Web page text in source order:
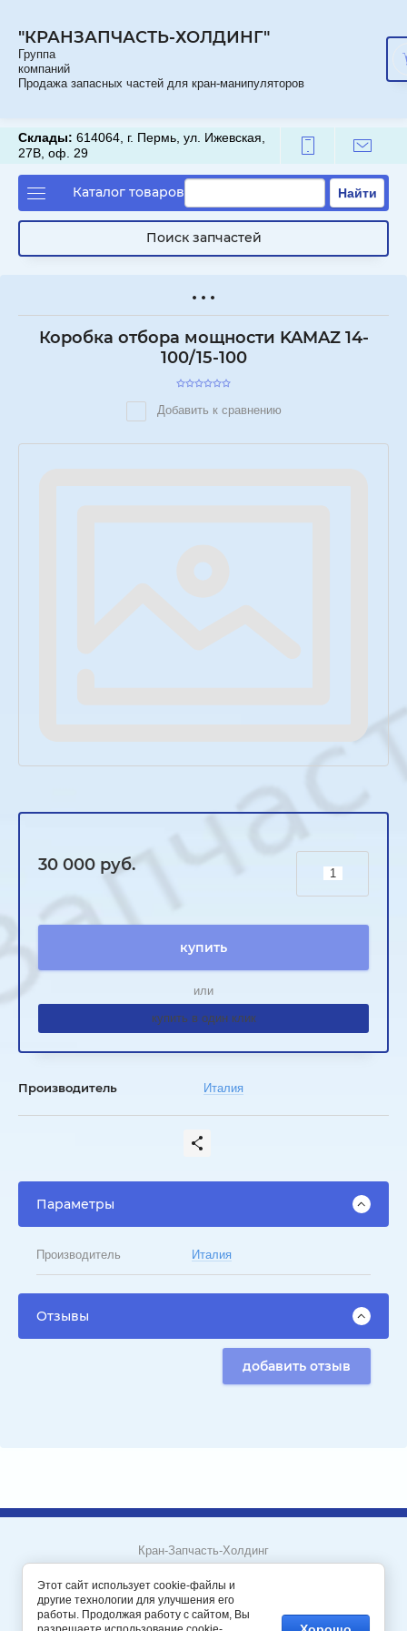
"КРАНЗАПЧАСТЬ-ХОЛДИНГ"
Группа
компаний
Продажа запасных частей для кран-манипуляторов
Склады: 614064, г. Пермь, ул. Ижевская,
27В, оф. 29
Каталог товаров Найти
Поиск запчастей
Коробка отбора мощности KAMAZ 14-
100/15-100
Добавить к сравнению
30 000 руб.
купить
или
купить в один клик
Производитель Италия
Параметры
Производитель Италия
Отзывы
добавить отзыв
Кран-Запчасть-Холдинг
Пермский край, город Пермь
Мегагрупп.ру
Этот сайт использует cookie-файлы и
другие технологии для улучшения его
работы. Продолжая работу с сайтом, Вы